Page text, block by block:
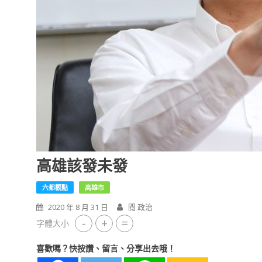
高雄該發未發
六都觀點 高雄市
2020 年 8 月 31 日 閱 政治
字體大小 - + =
喜歡嗎？快按讚、留言、分享出去哦！